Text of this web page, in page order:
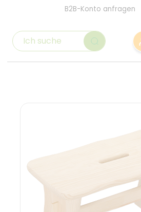
B2B-Konto anfragen